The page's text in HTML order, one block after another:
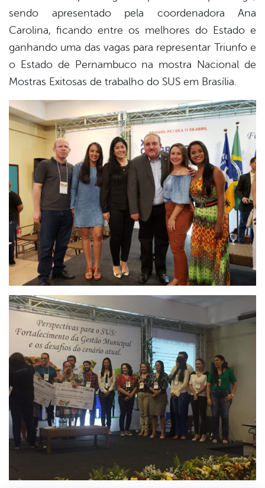
sendo apresentado pela coordenadora Ana
Carolina, ficando entre os melhores do Estado e
ganhando uma das vagas para representar Triunfo e
o Estado de Pernambuco na mostra Nacional de
Mostras Exitosas de trabalho do SUS em Brasília.